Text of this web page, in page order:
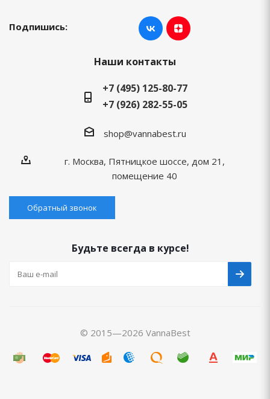
Подпишись:
Наши контакты
+7 (495) 125-80-77
+7 (926) 282-55-05
shop@vannabest.ru
г. Москва, Пятницкое шоссе, дом 21,
помещение 40
Обратный звонок
Будьте всегда в курсе!
© 2015—2026 VannaBest